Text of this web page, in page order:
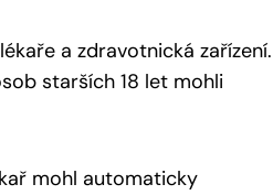
a zdravotnická zařízení.
starších 18 let mohli
mohl automaticky